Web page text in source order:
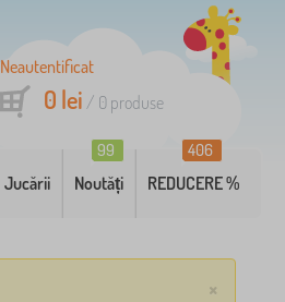
Neautentificat
0 lei / 0 produse
Jucării Noutăți
99
REDUCERE %
406
×